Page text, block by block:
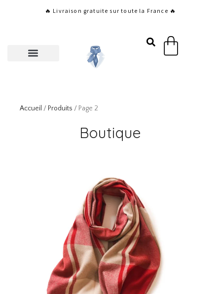
🔥 Livraison gratuite sur toute la France 🔥
Panier
Accueil / Produits / Page 2
Boutique